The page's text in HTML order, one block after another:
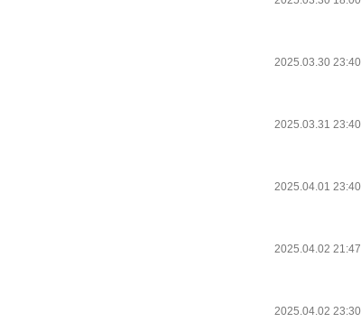
2025.03.30 23:40
2025.03.31 23:40
2025.04.01 23:40
2025.04.02 21:47
2025.04.02 23:30